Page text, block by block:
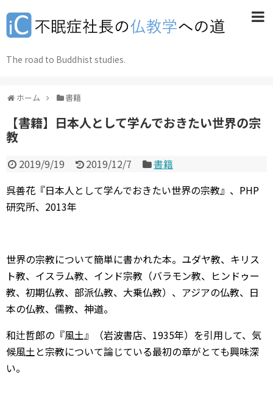
The road to Buddhist studies.
ホーム 書籍
【書籍】日本人として学んでおきたい世界の宗
教
2019/9/19 2019/12/7
書籍
呉善花『日本人として学んでおきたい世界の宗教』、PHP
研究所、2013年
世界の宗教について簡単に書かれた本。ユダヤ教、キリス
ト教、イスラム教、インド宗教（バラモン教、ヒンドゥー
教、初期仏教、部派仏教、大乗仏教）、アジアの仏教、日
本の仏教、儒教、神道。
和辻哲郎の『風土』（岩波書店、1935年）を引用して、気
候風土と宗教について論じている最初の章がとても興味深
い。